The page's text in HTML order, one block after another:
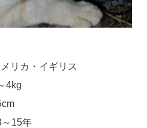
リカ・イギリス
4kg
15年